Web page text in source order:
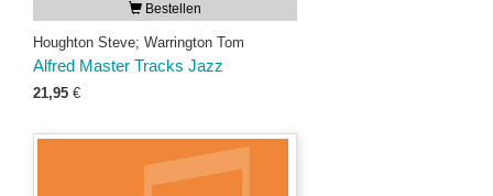
Bestellen
Houghton Steve; Warrington Tom
Alfred Master Tracks Jazz
21,95 €